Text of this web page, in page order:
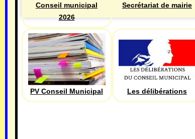
Conseil municipal
2026
Secrétariat de mairie
PV Conseil Municipal Les délibérations